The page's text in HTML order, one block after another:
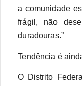
a comunidade
frágil, não
duradouras.”
Tendência é
O Distrito